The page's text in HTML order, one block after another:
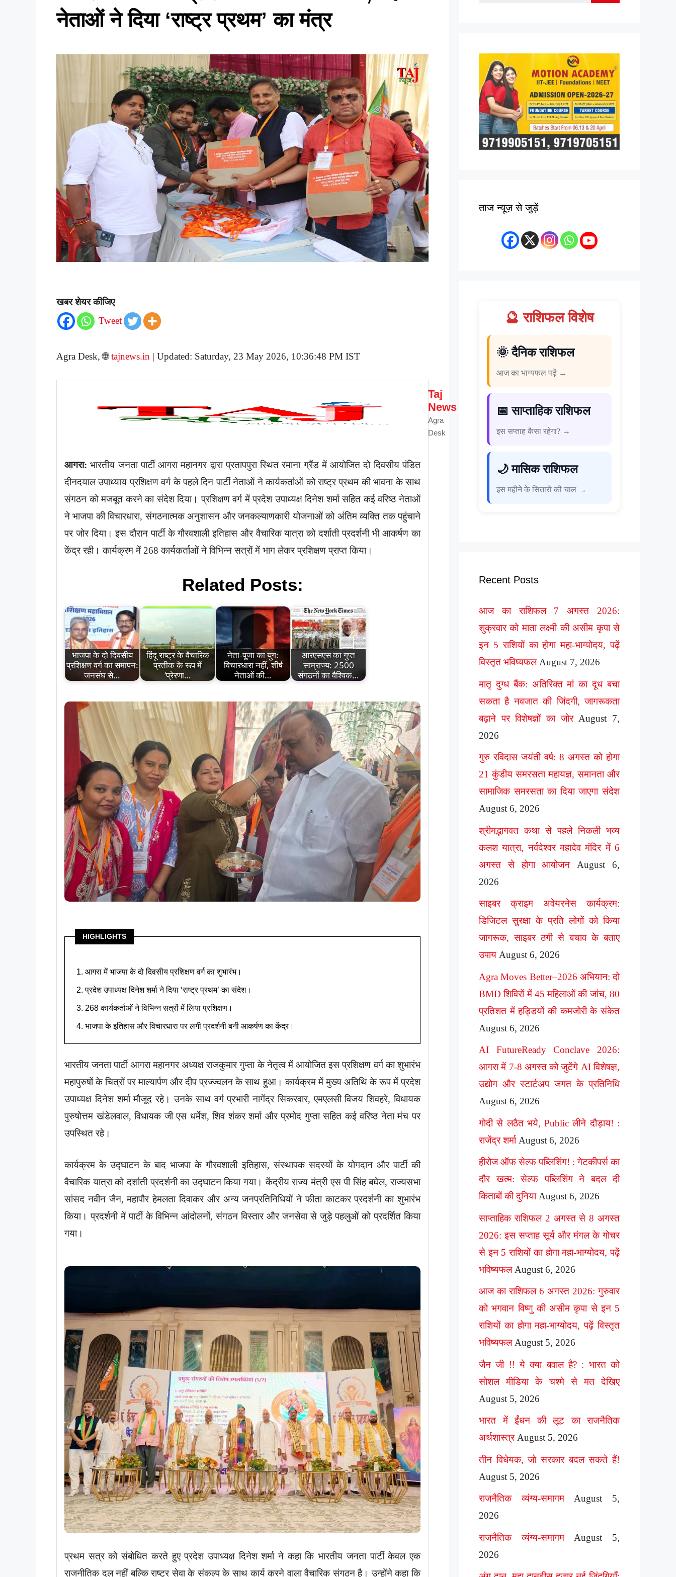
नेताओं ने दिया ‘राष्ट्र प्रथम’ का मंत्र
खबर शेयर कीजिए
Tweet
Agra Desk, 🌐tajnews.in | Updated: Saturday, 23 May 2026, 10:36:48 PM IST
Taj
News
Agra
Desk
आगरा: भारतीय जनता पार्टी आगरा महानगर द्वारा प्रतापपुरा स्थित रमाना ग्रैंड में आयोजित दो दिवसीय पंडित
दीनदयाल उपाध्याय प्रशिक्षण वर्ग के पहले दिन पार्टी नेताओं ने कार्यकर्ताओं को राष्ट्र प्रथम की भावना के साथ
संगठन को मजबूत करने का संदेश दिया। प्रशिक्षण वर्ग में प्रदेश उपाध्यक्ष दिनेश शर्मा सहित कई वरिष्ठ नेताओं
ने भाजपा की विचारधारा, संगठनात्मक अनुशासन और जनकल्याणकारी योजनाओं को अंतिम व्यक्ति तक पहुंचाने
पर जोर दिया। इस दौरान पार्टी के गौरवशाली इतिहास और वैचारिक यात्रा को दर्शाती प्रदर्शनी भी आकर्षण का
केंद्र रही। कार्यक्रम में 268 कार्यकर्ताओं ने विभिन्न सत्रों में भाग लेकर प्रशिक्षण प्राप्त किया।
Related Posts:
भाजपा के दो दिवसीय
प्रशिक्षण वर्ग का समापन:
जनसंघ से…
हिंदू राष्ट्र के वैचारिक
प्रतीक के रूप में
‘प्रेरणा…
नेता-पूजा का युग:
विचारधारा नहीं, शीर्ष
नेताओं की…
आरएसएस का गुप्त
साम्राज्य: 2500
संगठनों का वैश्विक…
HIGHLIGHTS
आगरा में भाजपा के दो दिवसीय प्रशिक्षण वर्ग का शुभारंभ।
प्रदेश उपाध्यक्ष दिनेश शर्मा ने दिया ‘राष्ट्र प्रथम’ का संदेश।
268 कार्यकर्ताओं ने विभिन्न सत्रों में लिया प्रशिक्षण।
भाजपा के इतिहास और विचारधारा पर लगी प्रदर्शनी बनी आकर्षण का केंद्र।
भारतीय जनता पार्टी आगरा महानगर अध्यक्ष राजकुमार गुप्ता के नेतृत्व में आयोजित इस प्रशिक्षण वर्ग का शुभारंभ
महापुरुषों के चित्रों पर माल्यार्पण और दीप प्रज्ज्वलन के साथ हुआ। कार्यक्रम में मुख्य अतिथि के रूप में प्रदेश
उपाध्यक्ष दिनेश शर्मा मौजूद रहे। उनके साथ वर्ग प्रभारी नागेंद्र सिकरवार, एमएलसी विजय शिवहरे, विधायक
पुरुषोत्तम खंडेलवाल, विधायक जी एस धर्मेश, शिव शंकर शर्मा और प्रमोद गुप्ता सहित कई वरिष्ठ नेता मंच पर
उपस्थित रहे।
कार्यक्रम के उद्घाटन के बाद भाजपा के गौरवशाली इतिहास, संस्थापक सदस्यों के योगदान और पार्टी की
वैचारिक यात्रा को दर्शाती प्रदर्शनी का उद्घाटन किया गया। केंद्रीय राज्य मंत्री एस पी सिंह बघेल, राज्यसभा
सांसद नवीन जैन, महापौर हेमलता दिवाकर और अन्य जनप्रतिनिधियों ने फीता काटकर प्रदर्शनी का शुभारंभ
किया। प्रदर्शनी में पार्टी के विभिन्न आंदोलनों, संगठन विस्तार और जनसेवा से जुड़े पहलुओं को प्रदर्शित किया
गया।
प्रथम सत्र को संबोधित करते हुए प्रदेश उपाध्यक्ष दिनेश शर्मा ने कहा कि भारतीय जनता पार्टी केवल एक
राजनीतिक दल नहीं बल्कि राष्ट्र सेवा के संकल्प के साथ कार्य करने वाला वैचारिक संगठन है। उन्होंने कहा कि
ताज न्यूज़ से जुड़ें
🔮 राशिफल विशेष
🌞 दैनिक राशिफल
आज का भाग्यफल पढ़ें →
📅 साप्ताहिक राशिफल
इस सप्ताह कैसा रहेगा? →
🌙 मासिक राशिफल
इस महीने के सितारों की चाल →
Recent Posts
आज का राशिफल 7 अगस्त 2026:
शुक्रवार को माता लक्ष्मी की असीम कृपा से
इन 5 राशियों का होगा महा-भाग्योदय, पढ़ें
विस्तृत भविष्यफल August 7, 2026
मातृ दुग्ध बैंक: अतिरिक्त मां का दूध बचा
सकता है नवजात की जिंदगी, जागरूकता
बढ़ाने पर विशेषज्ञों का जोर August 7,
2026
गुरु रविदास जयंती वर्ष: 8 अगस्त को होगा
21 कुंडीय समरसता महायज्ञ, समानता और
सामाजिक समरसता का दिया जाएगा संदेश
August 6, 2026
श्रीमद्भागवत कथा से पहले निकली भव्य
कलश यात्रा, नर्वदेश्वर महादेव मंदिर में 6
अगस्त से होगा आयोजन
August 6,
2026
साइबर क्राइम अवेयरनेस कार्यक्रम:
डिजिटल सुरक्षा के प्रति लोगों को किया
जागरूक, साइबर ठगी से बचाव के बताए
उपाय August 6, 2026
Agra Moves Better–2026 अभियान: दो
BMD शिविरों में 45 महिलाओं की जांच, 80
प्रतिशत में हड्डियों की कमजोरी के संकेत
August 6, 2026
AI FutureReady Conclave 2026:
आगरा में 7-8 अगस्त को जुटेंगे AI विशेषज्ञ,
उद्योग और स्टार्टअप जगत के प्रतिनिधि
August 6, 2026
गोदी से लठैत भये, Public लीने दौड़ाय! :
राजेंद्र शर्मा August 6, 2026
हीरोज ऑफ सेल्फ पब्लिशिंग! : गेटकीपर्स का
दौर खत्म: सेल्फ पब्लिशिंग ने बदल दी
किताबों की दुनिया August 6, 2026
साप्ताहिक राशिफल 2 अगस्त से 8 अगस्त
2026: इस सप्ताह सूर्य और मंगल के गोचर
से इन 5 राशियों का होगा महा-भाग्योदय, पढ़ें
भविष्यफल August 6, 2026
आज का राशिफल 6 अगस्त 2026: गुरुवार
को भगवान विष्णु की असीम कृपा से इन 5
राशियों का होगा महा-भाग्योदय, पढ़ें विस्तृत
भविष्यफल August 5, 2026
जैन जी !! ये क्या बवाल है? : भारत को
सोशल मीडिया के चश्मे से मत देखिए
August 5, 2026
भारत में ईंधन की लूट का राजनैतिक
अर्थशास्त्र August 5, 2026
तीन विधेयक, जो सरकार बदल सकते हैं!
August 5, 2026
राजनैतिक व्यंग्य-समागम
August 5,
2026
राजनैतिक व्यंग्य-समागम
August 5,
2026